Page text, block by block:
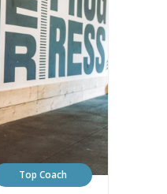
Top Coach